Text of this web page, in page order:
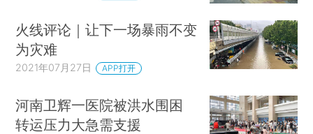
火线评论｜让下一场暴雨不变
为灾难
2021年07月27日 APP打开
河南卫辉一医院被洪水围困
转运压力大急需支援